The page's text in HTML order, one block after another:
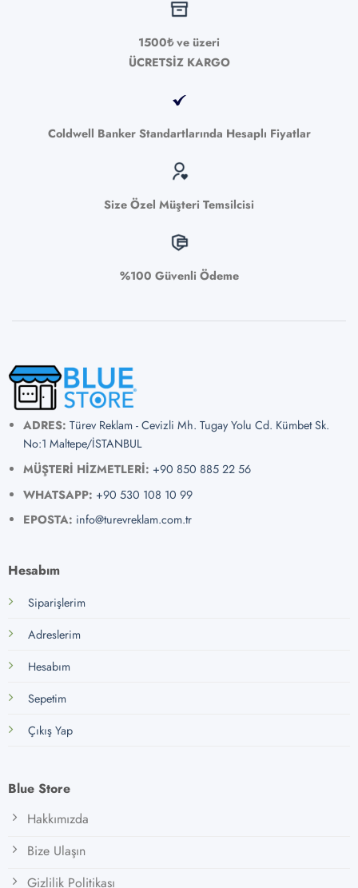
1500₺ ve üzeri
ÜCRETSİZ KARGO
Coldwell Banker Standartlarında Hesaplı Fiyatlar
Size Özel Müşteri Temsilcisi
%100 Güvenli Ödeme
ADRES: Türev Reklam - Cevizli Mh. Tugay Yolu Cd. Kümbet Sk.
No:1 Maltepe/İSTANBUL
MÜŞTERİ HİZMETLERİ: +90 850 885 22 56
WHATSAPP: +90 530 108 10 99
EPOSTA: info@turevreklam.com.tr
Hesabım
Siparişlerim
Adreslerim
Hesabım
Sepetim
Çıkış Yap
Blue Store
Hakkımızda
Bize Ulaşın
Gizlilik Politikası